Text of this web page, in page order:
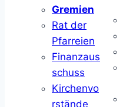
Gremien
Rat der
Pfarreien
Finanzaus
schuss
Kirchenvo
rstände